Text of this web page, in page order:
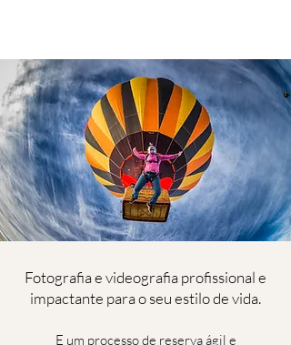
Fotografia e videografia profissional e
impactante para o seu estilo de vida.
E um processo de reserva ágil e